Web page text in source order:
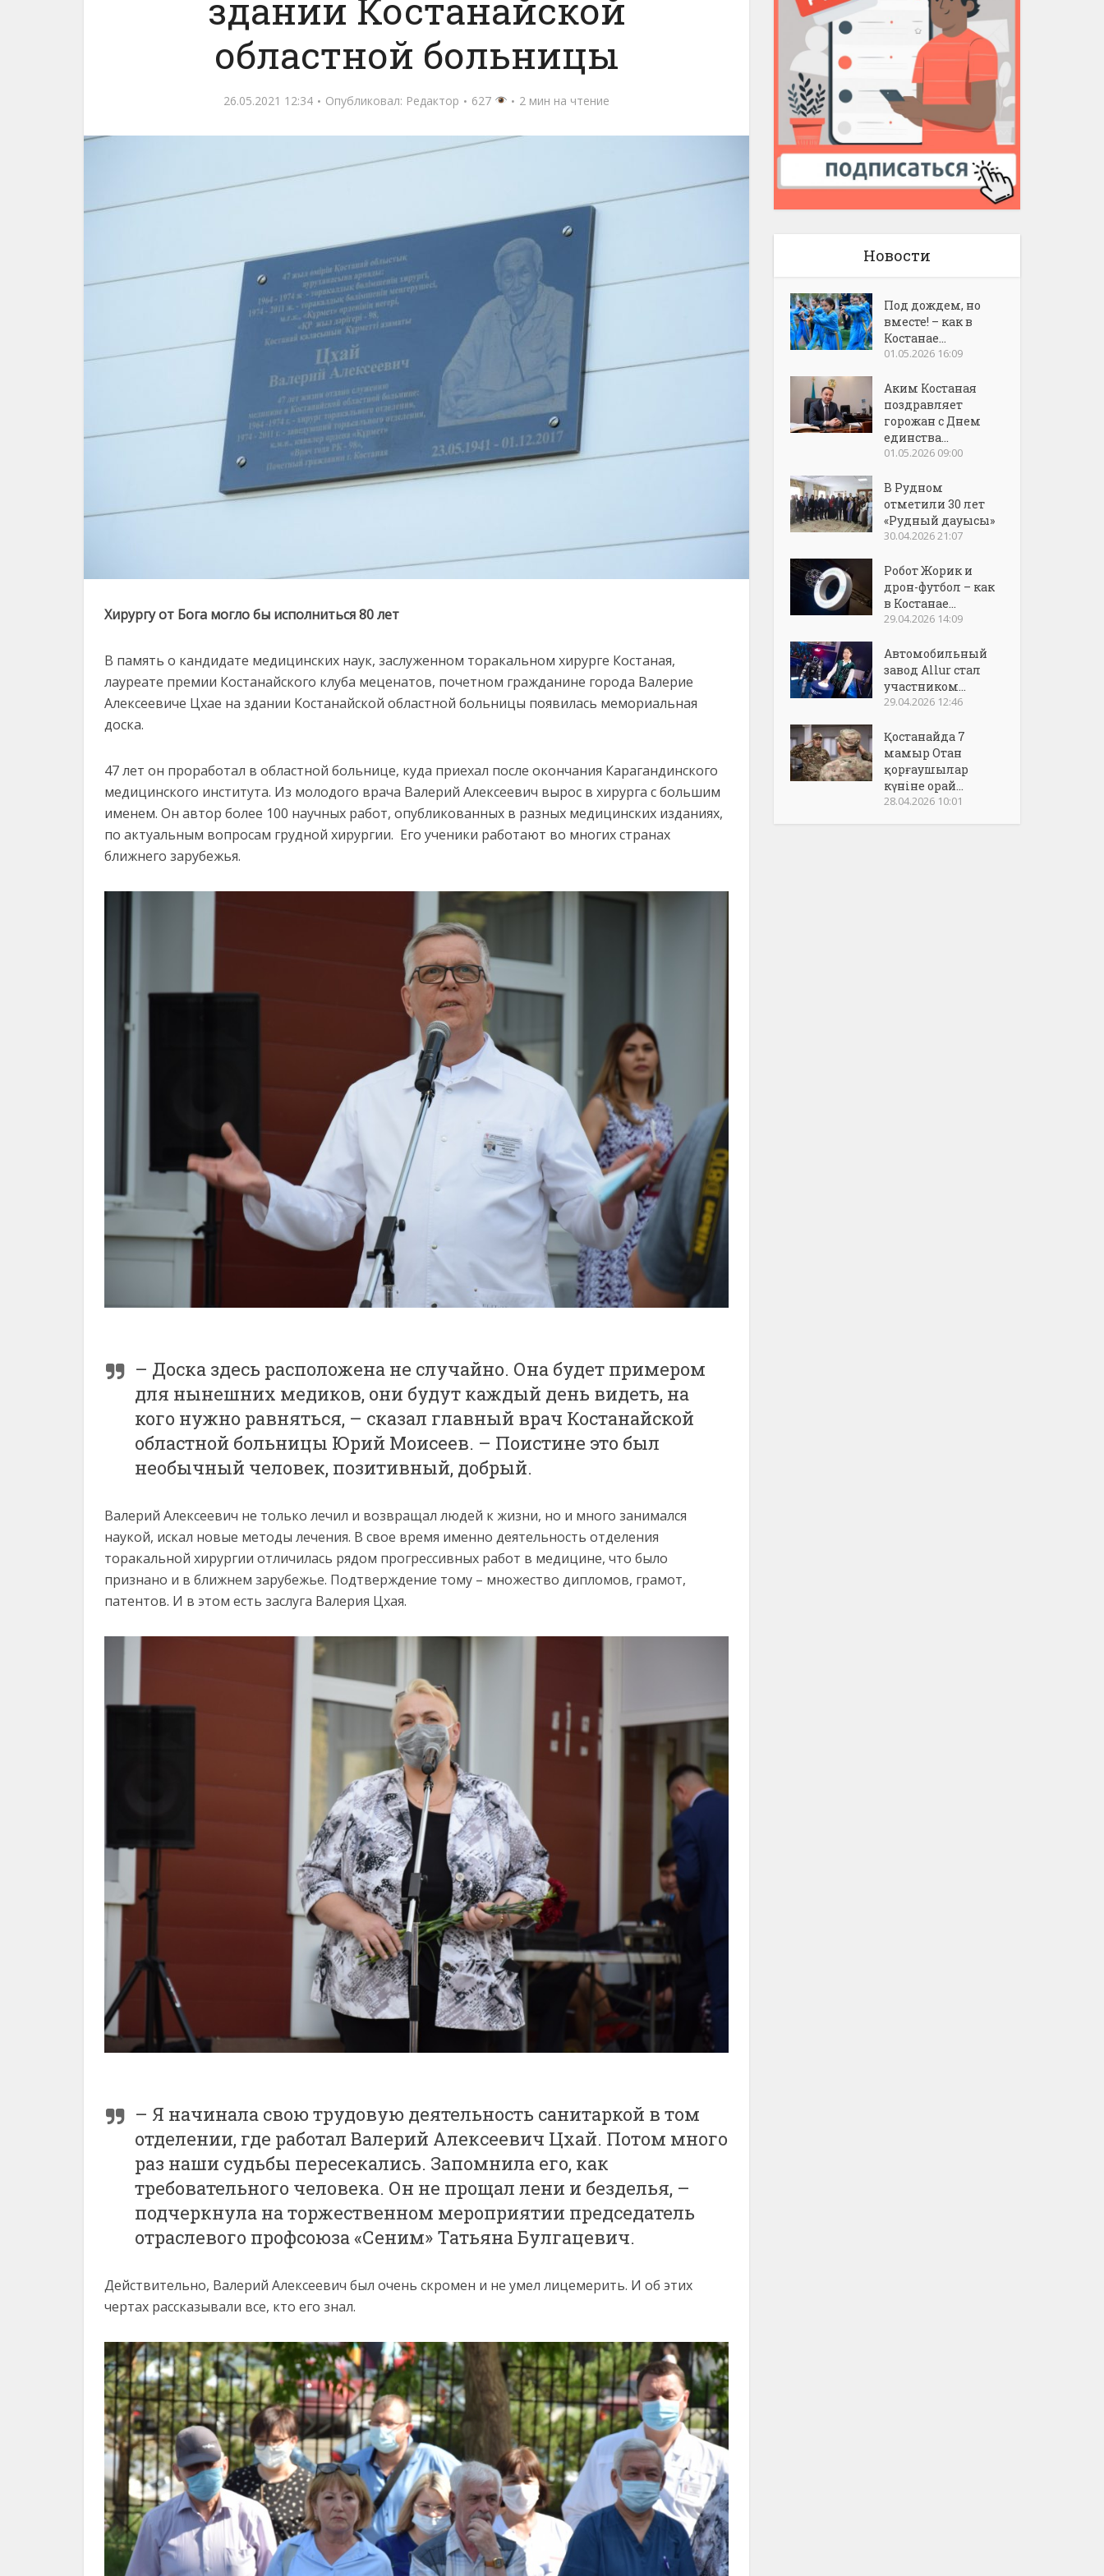
здании Костанайской
областной больницы
26.05.2021 12:34 Опубликовал: Редактор 627 2 мин на чтение
Хирургу от Бога могло бы исполниться 80 лет
В память о кандидате медицинских наук, заслуженном торакальном хирурге Костаная,
лауреате премии Костанайского клуба меценатов, почетном гражданине города Валерие
Алексеевиче Цхае на здании Костанайской областной больницы появилась мемориальная
доска.
47 лет он проработал в областной больнице, куда приехал после окончания Карагандинского
медицинского института. Из молодого врача Валерий Алексеевич вырос в хирурга с большим
именем. Он автор более 100 научных работ, опубликованных в разных медицинских изданиях,
по актуальным вопросам грудной хирургии. Его ученики работают во многих странах
ближнего зарубежья.
– Доска здесь расположена не случайно. Она будет примером
для нынешних медиков, они будут каждый день видеть, на
кого нужно равняться, – сказал главный врач Костанайской
областной больницы Юрий Моисеев. – Поистине это был
необычный человек, позитивный, добрый.
Валерий Алексеевич не только лечил и возвращал людей к жизни, но и много занимался
наукой, искал новые методы лечения. В свое время именно деятельность отделения
торакальной хирургии отличилась рядом прогрессивных работ в медицине, что было
признано и в ближнем зарубежье. Подтверждение тому – множество дипломов, грамот,
патентов. И в этом есть заслуга Валерия Цхая.
– Я начинала свою трудовую деятельность санитаркой в том
отделении, где работал Валерий Алексеевич Цхай. Потом много
раз наши судьбы пересекались. Запомнила его, как
требовательного человека. Он не прощал лени и безделья, –
подчеркнула на торжественном мероприятии председатель
отраслевого профсоюза «Сеним» Татьяна Булгацевич.
Действительно, Валерий Алексеевич был очень скромен и не умел лицемерить. И об этих
чертах рассказывали все, кто его знал.
Новости
Под дождем, но
вместе! – как в
Костанае...
01.05.2026 16:09
Аким Костаная
поздравляет
горожан с Днем
единства...
01.05.2026 09:00
В Рудном
отметили 30 лет
«Рудный дауысы»
30.04.2026 21:07
Робот Жорик и
дрон-футбол – как
в Костанае...
29.04.2026 14:09
Автомобильный
завод Allur стал
участником...
29.04.2026 12:46
Қостанайда 7
мамыр Отан
қорғаушылар
күніне орай...
28.04.2026 10:01